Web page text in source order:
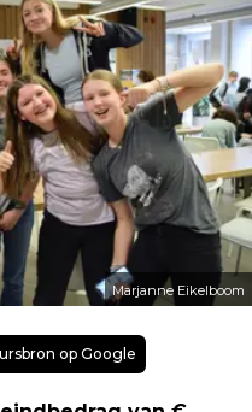
Marjanne Eikelboom
op Google